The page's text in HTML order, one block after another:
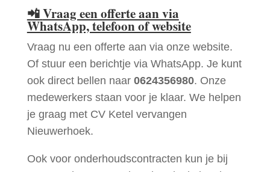
📲Vraag een offerte aan via
WhatsApp, telefoon of website
Vraag nu een offerte aan via onze website.
Of stuur een berichtje via WhatsApp. Je kunt
ook direct bellen naar 0624356980. Onze
medewerkers staan voor je klaar. We helpen
je graag met CV Ketel vervangen
Nieuwerhoek.
Ook voor onderhoudscontracten kun je bij